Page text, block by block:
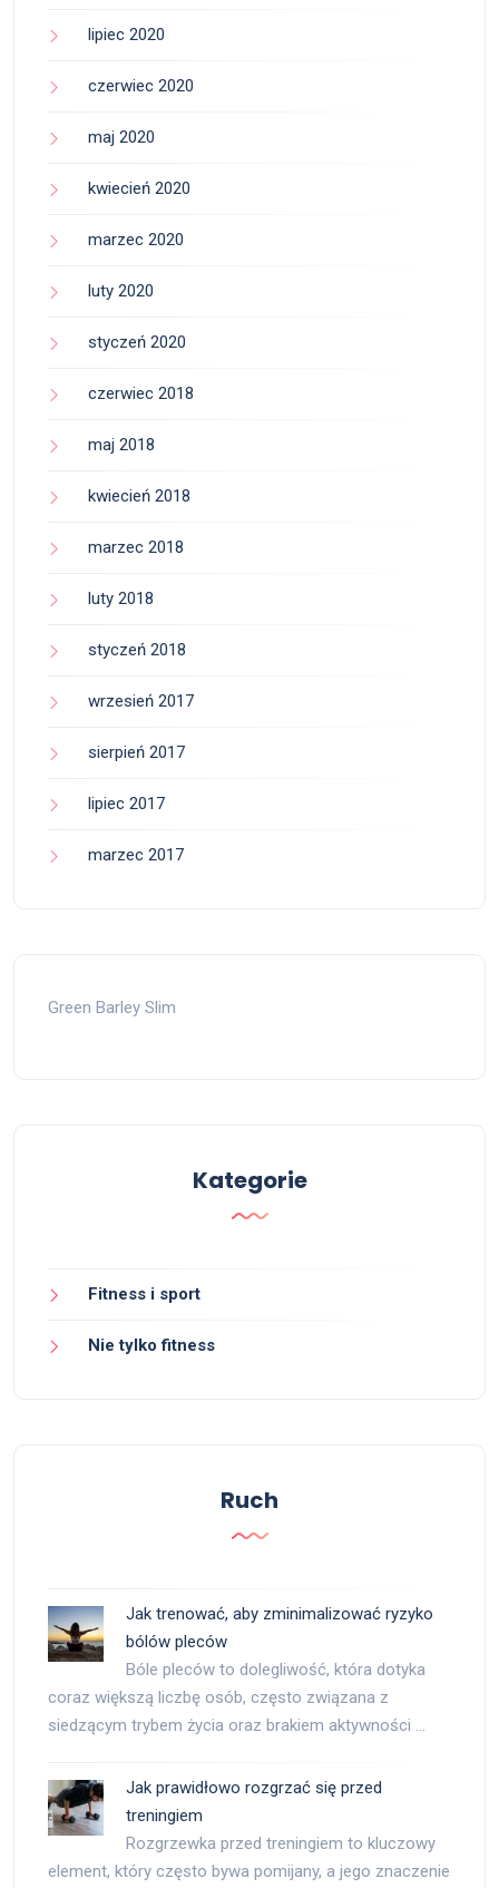
lipiec 2020
czerwiec 2020
maj 2020
kwiecień 2020
marzec 2020
luty 2020
styczeń 2020
czerwiec 2018
maj 2018
kwiecień 2018
marzec 2018
luty 2018
styczeń 2018
wrzesień 2017
sierpień 2017
lipiec 2017
marzec 2017
Green Barley Slim
Kategorie
Fitness i sport
Nie tylko fitness
Ruch
Jak trenować, aby zminimalizować ryzyko
bólów pleców
Bóle pleców to dolegliwość, która dotyka
coraz większą liczbę osób, często związana z
siedzącym trybem życia oraz brakiem aktywności …
Jak prawidłowo rozgrzać się przed
treningiem
Rozgrzewka przed treningiem to kluczowy
element, który często bywa pomijany, a jego znaczenie